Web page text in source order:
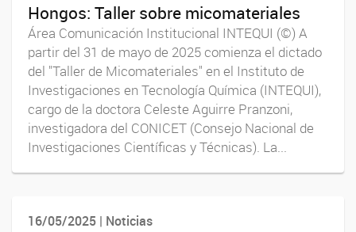
Hongos: Taller sobre micomateriales
Área Comunicación Institucional INTEQUI (©) A
partir del 31 de mayo de 2025 comienza el dictado
del "Taller de Micomateriales" en el Instituto de
Investigaciones en Tecnología Química (INTEQUI),
cargo de la doctora Celeste Aguirre Pranzoni,
investigadora del CONICET (Consejo Nacional de
Investigaciones Científicas y Técnicas). La...
16/05/2025 | Noticias